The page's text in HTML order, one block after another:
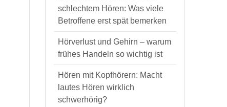
schlechtem Hören: Was viele
Betroffene erst spät bemerken
Hörverlust und Gehirn – warum
frühes Handeln so wichtig ist
Hören mit Kopfhörern: Macht
lautes Hören wirklich
schwerhörig?